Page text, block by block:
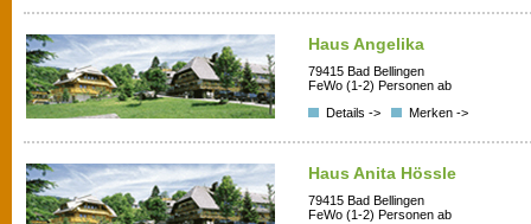
Haus Angelika
79415 Bad Bellingen
FeWo (1-2) Personen ab
Details ->
Merken ->
Haus Anita Hössle
79415 Bad Bellingen
FeWo (1-2) Personen ab